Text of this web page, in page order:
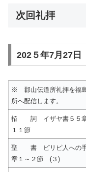
次回礼拝
202５年7月27
※ 郡山伝道所礼拝を福
所へ配信します。
招 詞 イザヤ書５５章
１１節
聖 書 ピリピ人への手
章１～２節 (３)